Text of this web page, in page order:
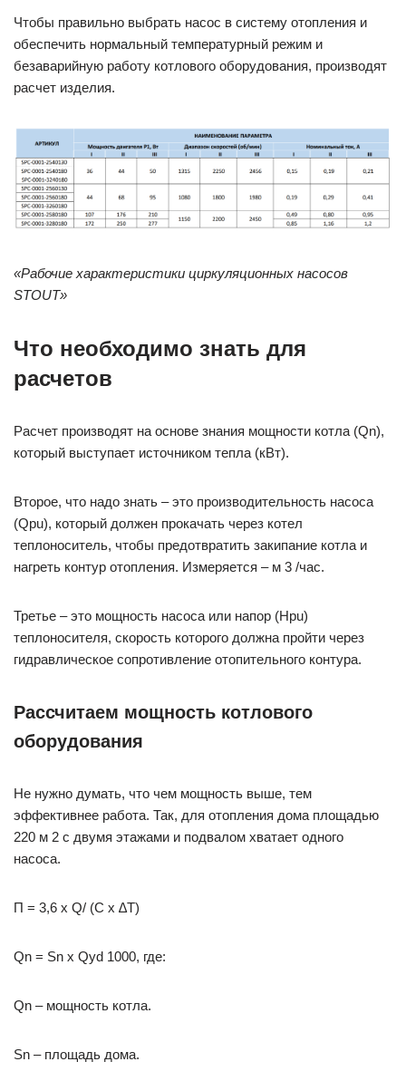
Чтобы правильно выбрать насос в систему отопления и
обеспечить нормальный температурный режим и
безаварийную работу котлового оборудования, производят
расчет изделия.
«Рабочие характеристики циркуляционных насосов
STOUT»
Что необходимо знать для
расчетов
Расчет производят на основе знания мощности котла (Qn),
который выступает источником тепла (кВт).
Второе, что надо знать – это производительность насоса
(Qpu), который должен прокачать через котел
теплоноситель, чтобы предотвратить закипание котла и
нагреть контур отопления. Измеряется – м 3 /час.
Третье – это мощность насоса или напор (Hpu)
теплоносителя, скорость которого должна пройти через
гидравлическое сопротивление отопительного контура.
Рассчитаем мощность котлового
оборудования
Не нужно думать, что чем мощность выше, тем
эффективнее работа. Так, для отопления дома площадью
220 м 2 с двумя этажами и подвалом хватает одного
насоса.
П = 3,6 х Q/ (С х ∆T)
Qn = Sn х Qyd 1000, где:
Qn – мощность котла.
Sn – площадь дома.